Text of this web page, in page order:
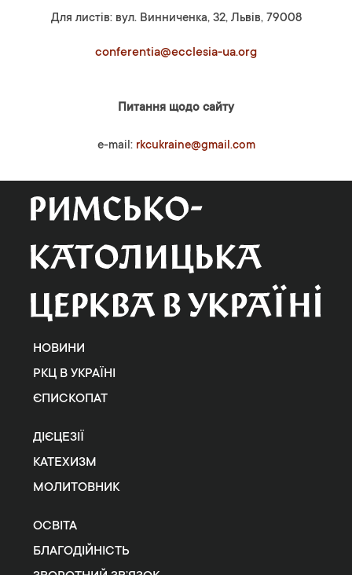
Для листів: вул. Винниченка, 32, Львів, 79008
conferentia@ecclesia-ua.org
Питання щодо сайту
e-mail: rkcukraine@gmail.com
НОВИНИ
РКЦ В УКРАЇНІ
ЄПИСКОПАТ
ДІЄЦЕЗІЇ
КАТЕХИЗМ
МОЛИТОВНИК
ОСВІТА
БЛАГОДІЙНІСТЬ